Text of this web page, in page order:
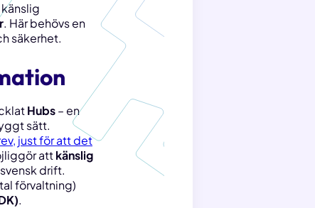
. Här behövs en
säkerhet.
Hubs– en
sätt.
just för att det
attkänslig
drift.
förvaltning)
.